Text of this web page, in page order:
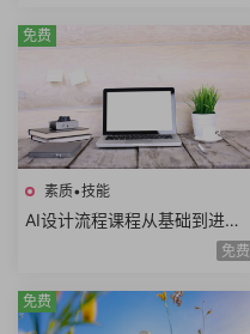
素质•技能
AI设计流程课程从基础到进阶A
I工具使用自动化流程AI出图案
免费
免费
免费